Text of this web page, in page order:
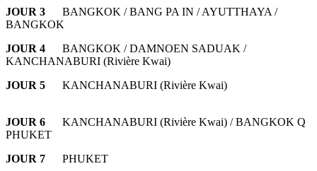
JOUR 3 BANGKOK / BANG PA IN / AYUTTHAYA /
BANGKOK
JOUR 4 BANGKOK / DAMNOEN SADUAK /
KANCHANABURI (Rivière Kwai)
JOUR 5 KANCHANABURI (Rivière Kwai)
JOUR 6 KANCHANABURI (Rivière Kwai) / BANGKOK Q
PHUKET
JOUR 7 PHUKET